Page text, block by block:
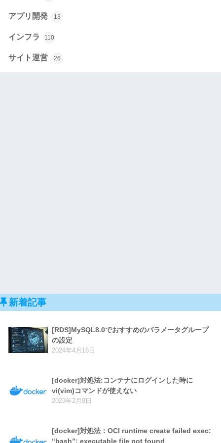
アプリ開発 13
インフラ 110
サイト運営 26
新着記事
[RDS]MySQL8.0でおすすめのパラメータグループ
の設定
2024年4月16日
[docker]対処法:コンテナにログインした時に
vi(vim)コマンドが使えない
2023年2月9日
[docker]対処法：OCI runtime create failed exec:
“bash”: executable file not found